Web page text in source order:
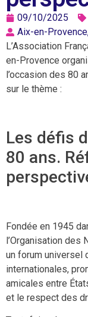
09/10/2025
Aix-en-
L’Association
en-Provence
l’occasion des 80
sur le thème :
Les défis
80 ans.
Fondée en 1945
l’Organisation des
un forum universel
internationales,
amicales entre
et le respect des